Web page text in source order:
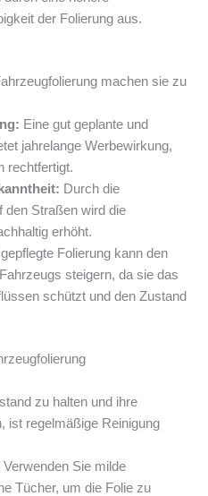
der Folierung aus.
machen sie zu
Eine gut geplante und
jahrelange Werbewirkung,
rechtfertigt.
Durch die
den Straßen wird die
erhöht.
Folierung kann den
steigern, da sie das
schützt und den Zustand
zu halten und ihre
ist regelmäßige Reinigung
Verwenden Sie milde
Tücher, um die Folie zu